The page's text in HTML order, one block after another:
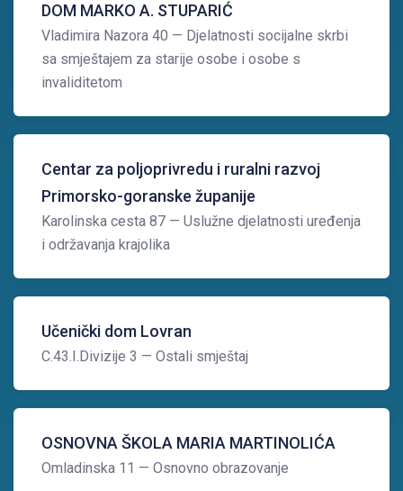
DOM MARKO A. STUPARIĆ
Vladimira Nazora 40 — Djelatnosti socijalne skrbi
sa smještajem za starije osobe i osobe s
invaliditetom
Centar za poljoprivredu i ruralni razvoj
Primorsko-goranske županije
Karolinska cesta 87 — Uslužne djelatnosti uređenja
i održavanja krajolika
Učenički dom Lovran
C.43.I.Divizije 3 — Ostali smještaj
OSNOVNA ŠKOLA MARIA MARTINOLIĆA
Omladinska 11 — Osnovno obrazovanje